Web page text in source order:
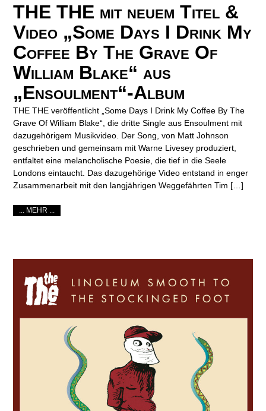
THE THE mit neuem Titel &
Video „Some Days I Drink My
Coffee By The Grave Of
William Blake“ aus
„Ensoulment“-Album
THE THE veröffentlicht „Some Days I Drink My Coffee By The
Grave Of William Blake“, die dritte Single aus Ensoulment mit
dazugehörigem Musikvideo. Der Song, von Matt Johnson
geschrieben und gemeinsam mit Warne Livesey produziert,
entfaltet eine melancholische Poesie, die tief in die Seele
Londons eintaucht. Das dazugehörige Video entstand in enger
Zusammenarbeit mit den langjährigen Weggefährten Tim […]
... MEHR ...